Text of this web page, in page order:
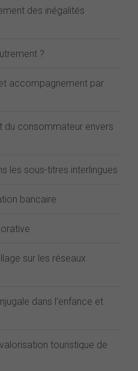
des inégalités
?
accompagnement par
du consommateur envers
les sous-titres interlingues
bancaire
sur les réseaux
dans l'enfance et
touristique de